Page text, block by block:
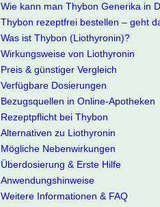
Wie kann man Thybon Generika in
Thybon rezeptfrei bestellen – geht
Was ist Thybon (Liothyronin)?
Wirkungsweise von Liothyronin
Preis & günstiger Vergleich
Verfügbare Dosierungen
Bezugsquellen in Online-Apotheken
Rezeptpflicht bei Thybon
Alternativen zu Liothyronin
Mögliche Nebenwirkungen
Überdosierung & Erste Hilfe
Anwendungshinweise
Weitere Informationen & FAQ